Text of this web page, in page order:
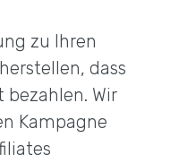
zu Ihren
dass
Wir
Kampagne